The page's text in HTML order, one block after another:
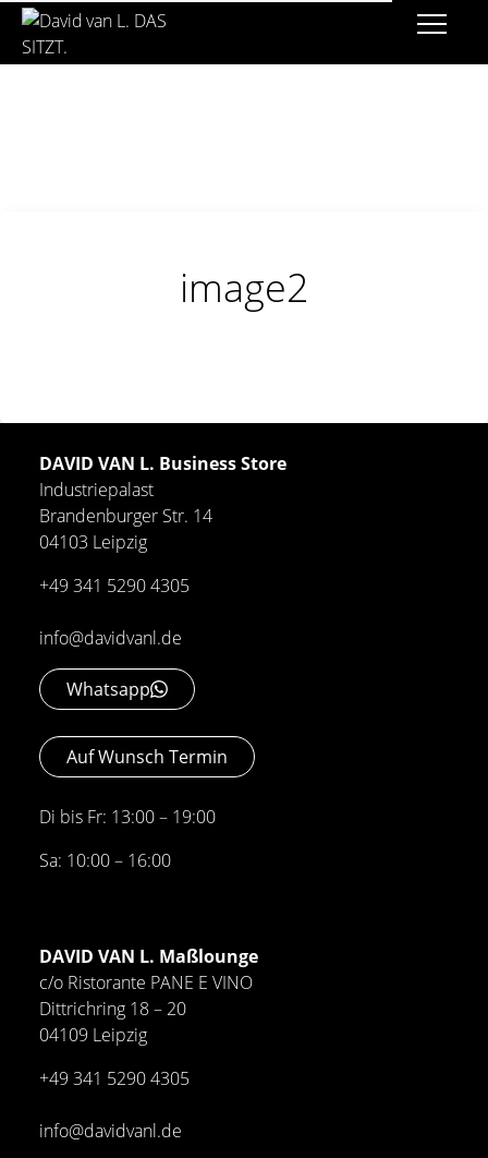
image2
DAVID VAN L. Business Store
Industriepalast
Brandenburger Str. 14
04103 Leipzig
+49 341 5290 4305
info@davidvanl.de
Whatsapp
Auf Wunsch Termin
Di bis Fr: 13:00 – 19:00
Sa: 10:00 – 16:00
DAVID VAN L. Maßlounge
c/o Ristorante PANE E VINO
Dittrichring 18 – 20
04109 Leipzig
+49 341 5290 4305
info@davidvanl.de